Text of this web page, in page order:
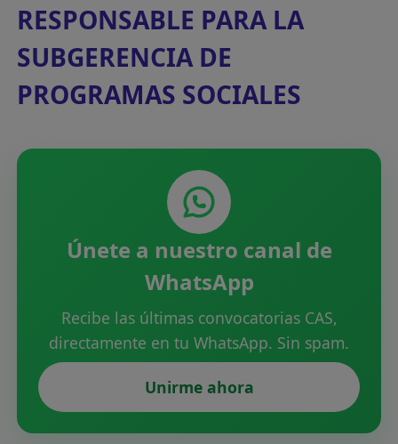
RESPONSABLE PARA LA
SUBGERENCIA DE
PROGRAMAS SOCIALES
Únete a nuestro canal de
WhatsApp
Recibe las últimas convocatorias CAS,
directamente en tu WhatsApp. Sin spam.
Unirme ahora